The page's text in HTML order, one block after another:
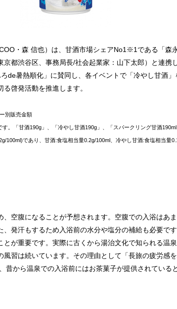
・森 信也）は、甘酒市場シェアNo1※1である「森
京都渋谷区、事務局長/社会起業家：山下太郎）と連
de暑熱順化」に賛同し、各イベントで「冷やし甘酒
啓発活動を推進します。
別販売金額
。「甘酒190g」、「冷やし甘酒190g」、「スパークリング甘酒
100ml)であり、甘酒:食塩相当量0.2g/100ml、冷やし甘酒:食塩相当量
空腹になることが予想されます。空腹での入浴はあ
発汗もするため入浴前の水分や塩分の補給も必要で
が重要です。実際に古くから湯治文化で知られる温
習は続いています。その理由として「長旅の疲労感
から温泉での入浴前にはお茶菓子が提供されている